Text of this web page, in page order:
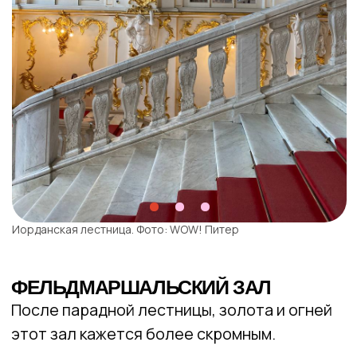
Малый тронный зал. Фото: ЩУКА
Если при входе вы подумали «дорого-
богато», так и задумывалось, ведь это зал
для приемов. Между золотых колонн — окна
в пол, напротив — зеркала, люстры